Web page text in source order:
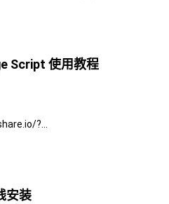
应用程序的编号，以及其他服务
过
Script 使用教程
?
示： 确认付款时需要使用信用
的Proxy List中。为了确保代理
安装